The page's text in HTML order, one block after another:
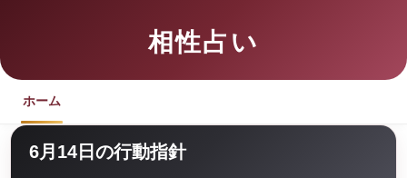
相性占い
ホーム
6月14日の行動指針